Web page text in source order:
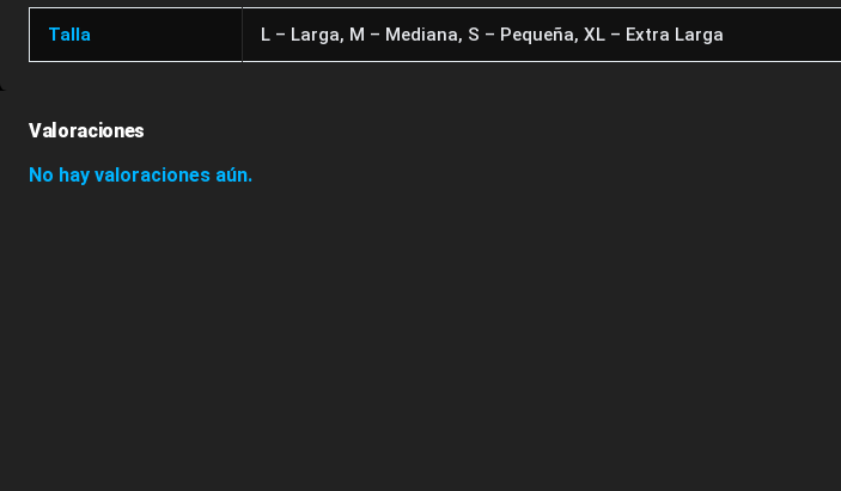
Talla L – Larga, M – Mediana, S – Pequeña, XL – Extra Larga
Valoraciones
No hay valoraciones aún.